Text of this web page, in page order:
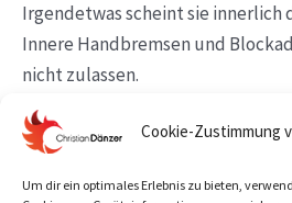
Cookie-Zustimmung
Um dir ein optimales Erlebnis zu bieten,
Irgendetwas scheint sie innerlich
Innere Handbremsen und
nicht zulassen.
Aber genau damit ist jetzt
Traumata aus der Vergangenheit!